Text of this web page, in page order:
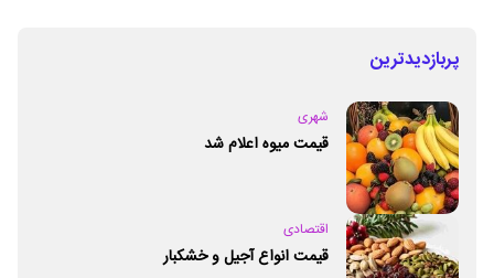
پربازدیدترین
شهری
قیمت میوه اعلام شد
اقتصادی
قیمت انواع آجیل و خشکبار